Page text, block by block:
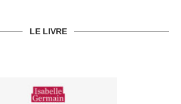
LE LIVRE